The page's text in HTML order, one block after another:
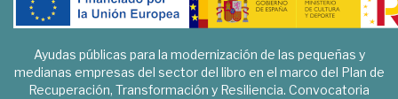
Ayudas públicas para la modernización de las pequeñas y
medianas empresas del sector del libro en el marco del Plan de
Recuperación, Transformación y Resiliencia. Convocatoria